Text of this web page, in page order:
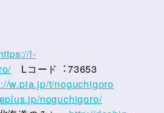
l-
Lコード︓73653
w.pia.jp/t/noguchigoro
noguchigoro/